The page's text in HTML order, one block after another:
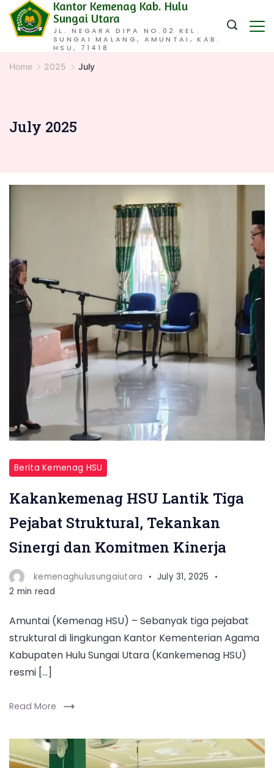
Skip
JL. NEGARA DIPA NO.02 KEL.
SUNGAI MALANG, AMUNTAI, KAB.
HSU, 71418
Kantor Kemenag Kab. Hulu
Sungai Utara
Home 2025 July
July 2025
Berita Kemenag HSU
Kakankemenag HSU Lantik Tiga
Pejabat Struktural, Tekankan
Sinergi dan Komitmen Kinerja
kemenaghulusungaiutara
July 31, 2025
2 min read
Amuntai (Kemenag HSU) – Sebanyak tiga pejabat
struktural di lingkungan Kantor Kementerian Agama
Kabupaten Hulu Sungai Utara (Kankemenag HSU)
resmi […]
Read More